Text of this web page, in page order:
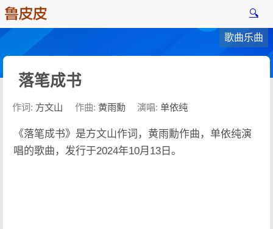
🔍
歌曲乐曲
落笔成书
作词: 方文山 作曲: 黄雨勳 演唱: 单依纯
《落笔成书》是方文山作词，黄雨勳作曲，单依纯演
唱的歌曲，发行于2024年10月13日。